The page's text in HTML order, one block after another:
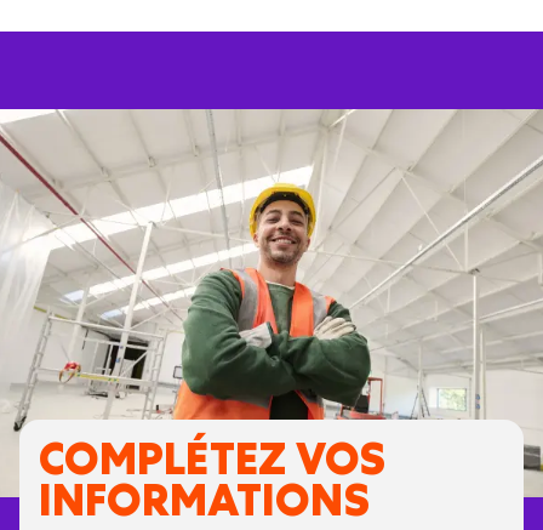
COMPLÉTEZ VOS
INFORMATIONS